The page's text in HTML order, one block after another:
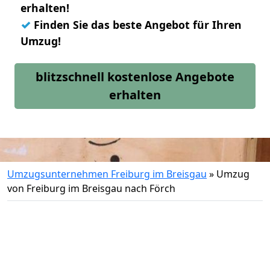
erhalten!
✓ Finden Sie das beste Angebot für Ihren
Umzug!
blitzschnell kostenlose Angebote
erhalten
Umzugsunternehmen Freiburg im Breisgau » Umzug
von Freiburg im Breisgau nach Förch